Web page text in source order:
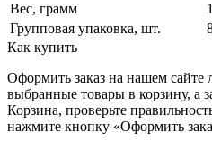
Вес, грамм
Групповая упаковка, шт.
Как купить
Оформить заказ на нашем сайте
выбранные товары в корзину, а
Корзина, проверьте
нажмите кнопку «Оформить